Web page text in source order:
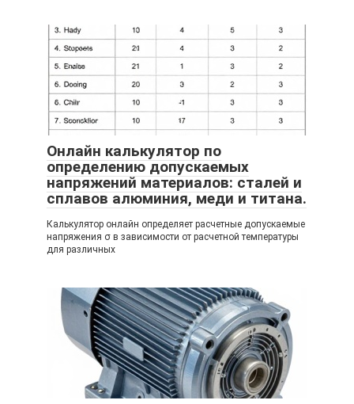
Онлайн калькулятор по
определению допускаемых
напряжений материалов: сталей и
сплавов алюминия, меди и титана.
Калькулятор онлайн определяет расчетные допускаемые
напряжения σ в зависимости от расчетной температуры
для различных